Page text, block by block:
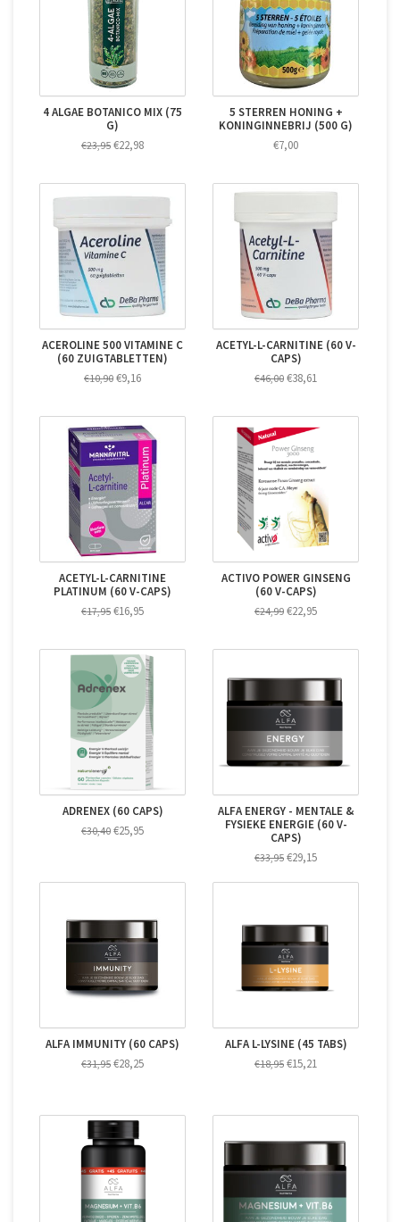
4 ALGAE BOTANICO MIX (75
G)
€23,95 €22,98
5 STERREN HONING +
KONINGINNEBRIJ (500 G)
€7,00
ACEROLINE 500 VITAMINE C
(60 ZUIGTABLETTEN)
€10,90 €9,16
ACETYL-L-CARNITINE (60 V-
CAPS)
€46,00 €38,61
ACETYL-L-CARNITINE
PLATINUM (60 V-CAPS)
€17,95 €16,95
ACTIVO POWER GINSENG
(60 V-CAPS)
€24,99 €22,95
ADRENEX (60 CAPS)
€30,40 €25,95
ALFA ENERGY - MENTALE &
FYSIEKE ENERGIE (60 V-
CAPS)
€33,95 €29,15
ALFA IMMUNITY (60 CAPS)
€31,95 €28,25
ALFA L-LYSINE (45 TABS)
€18,95 €15,21